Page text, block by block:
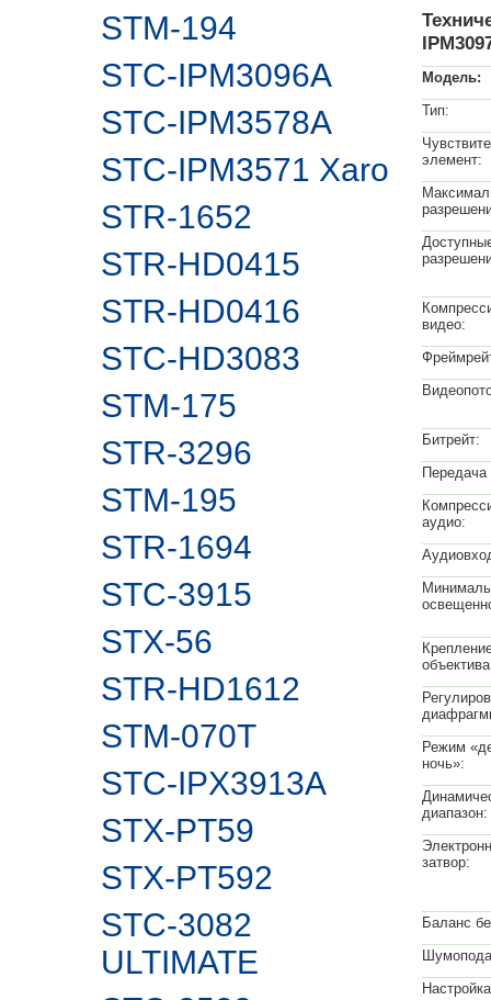
STM-194
STC-IPM3096A
STC-IPM3578A
STC-IPM3571 Xaro
STR-1652
STR-HD0415
STR-HD0416
STC-HD3083
STM-175
STR-3296
STM-195
STR-1694
STC-3915
STX-56
STR-HD1612
STM-070T
STC-IPX3913A
STX-PT59
STX-PT592
STC-3082
ULTIMATE
Модель:
Тип:
элемент:
видео:
Битрейт:
Передача
аудио:
Режим
ночь»:
диапазон:
затвор:
Баланс
Настройка